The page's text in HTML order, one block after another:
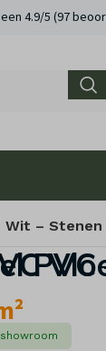
4.9/5 (97
– Stenen
Wit